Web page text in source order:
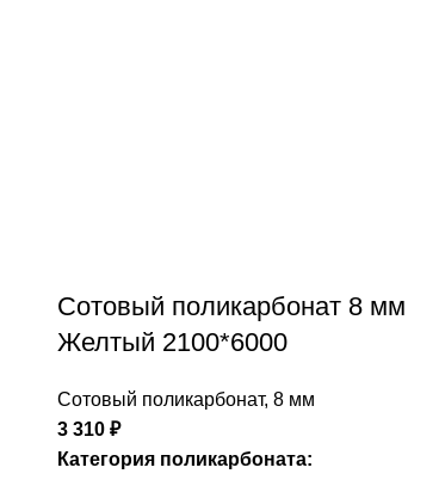
Сотовый поликарбонат 8 мм
Желтый 2100*6000
Сотовый поликарбонат, 8 мм
3 310 ₽
Категория поликарбоната: